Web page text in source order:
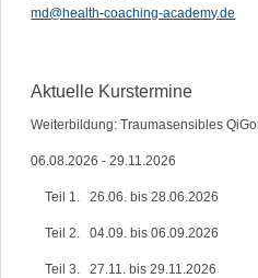
md@health-coaching-academy.de
Aktuelle Kurstermine
Weiterbildung: Traumasensibles
06.08.2026 - 29.11.2026
Teil 1. 26.06. bis 28.06.2026
Teil 2. 04.09. bis 06.09.2026
Teil 3. 27.11. bis 29.11.2026